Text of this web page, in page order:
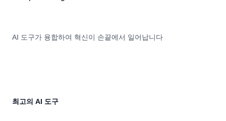
AI 도구가 융합하여 혁신이 손끝에서 일어납니다
최고의 AI 도구